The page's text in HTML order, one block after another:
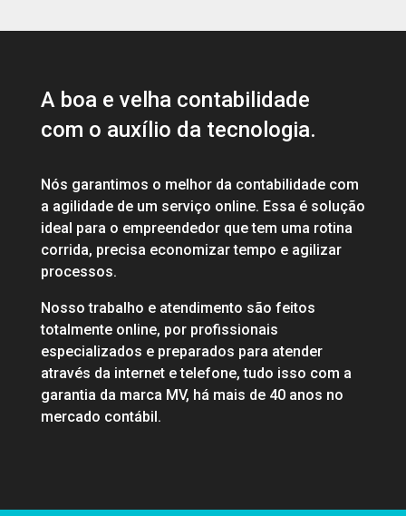
A boa e velha contabilidade
com o auxílio da tecnologia.
Nós garantimos o melhor da contabilidade com
a agilidade de um serviço online. Essa é solução
ideal para o empreendedor que tem uma rotina
corrida, precisa economizar tempo e agilizar
processos.
Nosso trabalho e atendimento são feitos
totalmente online, por profissionais
especializados e preparados para atender
através da internet e telefone, tudo isso com a
garantia da marca MV, há mais de 40 anos no
mercado contábil.